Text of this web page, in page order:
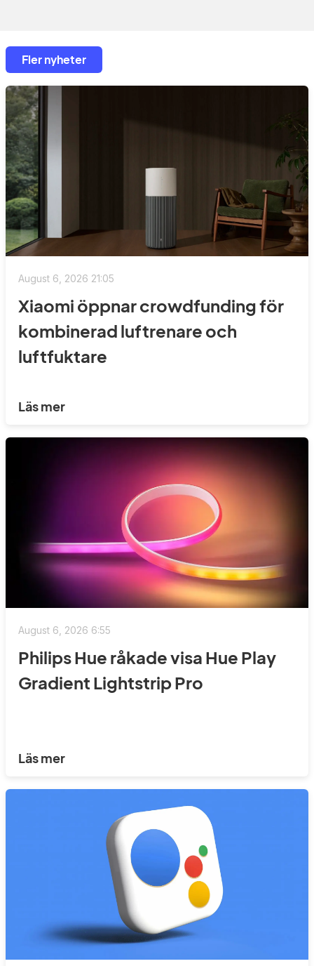
Fler nyheter
August 6, 2026 21:05
Xiaomi öppnar crowdfunding för
kombinerad luftrenare och
luftfuktare
Läs mer
August 6, 2026 6:55
Philips Hue råkade visa Hue Play
Gradient Lightstrip Pro
Läs mer